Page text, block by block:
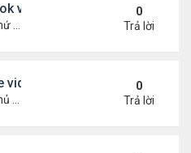
video vào diễn đàn
10:42 pm
0
Trả lời
vào diễn đàn
8:50 pm
0
Trả lời